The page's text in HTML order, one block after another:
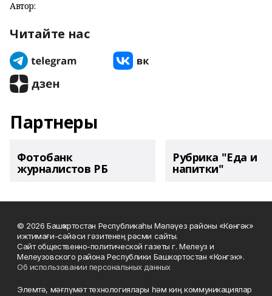
Автор:
Читайте нас
Партнеры
Фотобанк
журналистов РБ
Рубрика "Еда и
напитки"
© 2026 Башҡортостан Республикаһы Мәләүез районы «Көнгәк»
ижтимағи-сәйәси гәзитенең рәсми сайты.
Сайт общественно-политической газеты г. Мелеуз и
Мелеузовского района Республики Башкортостан «Конгэк».
Об использовании персональных данных
Элемтә, мәғлүмәт технологиялары һәм киң коммуникациялар